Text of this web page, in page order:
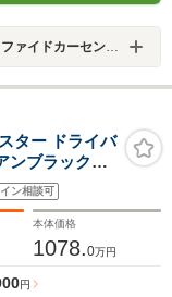
イドカーセンター
ター ドライバ
ンブラック
ドライバ
ノラミック
スプレイ デ
ン相談可
本体価格
1078.0万円
円